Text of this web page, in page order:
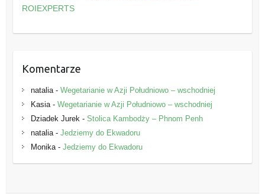
r
e
ROIEXPERTS
Komentarze
natalia- Wegetarianie w Azji Południowo – wschodniej
Kasia- Wegetarianie w Azji Południowo – wschodniej
Dziadek Jurek - Stolica Kambodży – Phnom Penh
natalia- Jedziemy do Ekwadoru
Monika- Jedziemy do Ekwadoru